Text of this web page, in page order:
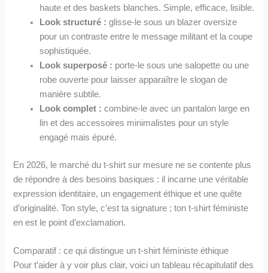
haute et des baskets blanches. Simple, efficace, lisible.
Look structuré : glisse-le sous un blazer oversize
pour un contraste entre le message militant et la coupe
sophistiquée.
Look superposé : porte-le sous une salopette ou une
robe ouverte pour laisser apparaître le slogan de
manière subtile.
Look complet : combine-le avec un pantalon large en
lin et des accessoires minimalistes pour un style
engagé mais épuré.
En 2026, le marché du t-shirt sur mesure ne se contente plus
de répondre à des besoins basiques : il incarne une véritable
expression identitaire, un engagement éthique et une quête
d’originalité. Ton style, c’est ta signature ; ton t-shirt féministe
en est le point d’exclamation.
Comparatif : ce qui distingue un t-shirt féministe éthique
Pour t’aider à y voir plus clair, voici un tableau récapitulatif des